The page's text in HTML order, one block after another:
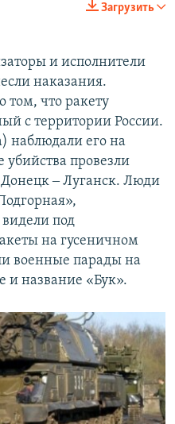
Загрузить
и исполнители
наказания.
том, что ракету
с территории России.
наблюдали его на
убийства провезли
Донецк ‒ Луганск. Люди
под
на гусеничном
военные парады на
и название «Бук».